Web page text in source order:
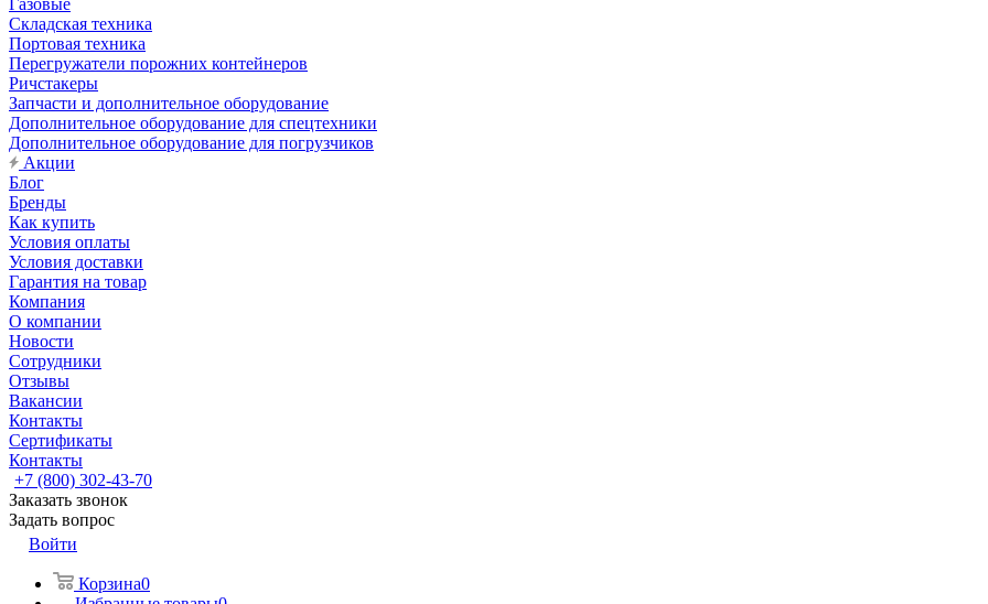
Газовые
Складская техника
Портовая техника
Перегружатели порожних контейнеров
Ричстакеры
Запчасти и дополнительное оборудование
Дополнительное оборудование для спецтехники
Дополнительное оборудование для погрузчиков
Акции
Блог
Бренды
Как купить
Условия оплаты
Условия доставки
Гарантия на товар
Компания
О компании
Новости
Сотрудники
Отзывы
Вакансии
Контакты
Сертификаты
Контакты
+7 (800) 302-43-70
Заказать звонок
Задать вопрос
Войти
Корзина0